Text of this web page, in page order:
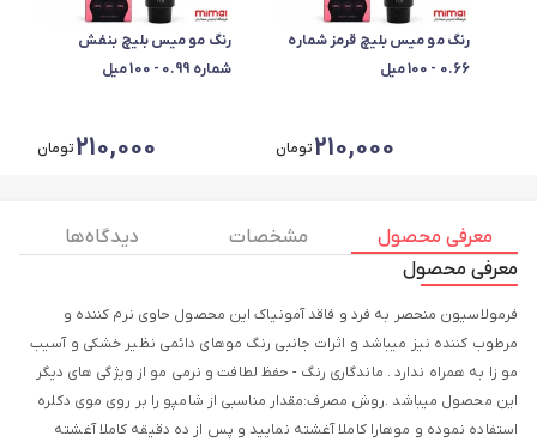
رنگ مو میس بلیچ قرمز شماره
0.66 - 100 میل
210,000تومان
رنگ مو میس بلیچ بنفش
شماره 0.99 - 100 میل
210,000تومان
معرفی محصول مشخصات
دیدگاه ها
معرفی محصول
فرمولاسیون منحصر به فرد و فاقد آمونیاک این محصول حاوی نرم کننده و
مرطوب کننده نیز میباشد و اثرات جانبی رنگ موهای دائمی نظیر خشکی و آسیب
مو زا به همراه ندارد . ماندگاری رنگ - حفظ لطافت و نرمی مو از ویژگی های دیگر
این محصول میباشد .روش مصرف:مقدار مناسبی از شامپو را بر روی موی دکلره
استفاده نموده و موهارا کاملا آغشته نمایید و پس از ده دقیقه کاملا آغشته